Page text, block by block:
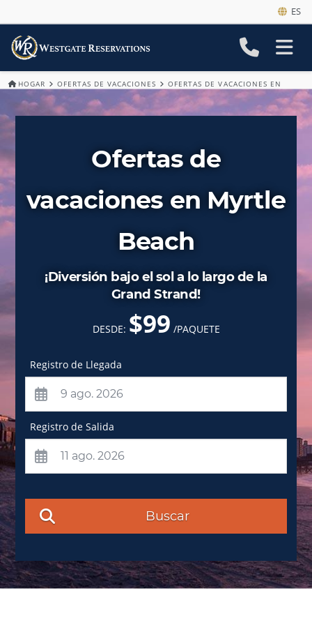
ES
HOGAR OFERTAS DE VACACIONES
OFERTAS DE VACACIONES EN
MYRTLE BEACH
Ofertas de
vacaciones en Myrtle
Beach
¡Diversión bajo el sol a lo largo de la
Grand Strand!
DESDE: $99 /PAQUETE
Registro de Llegada
Registro de Salida
Buscar
¡Recibe las mejores ofertas en tu correo electrónico!